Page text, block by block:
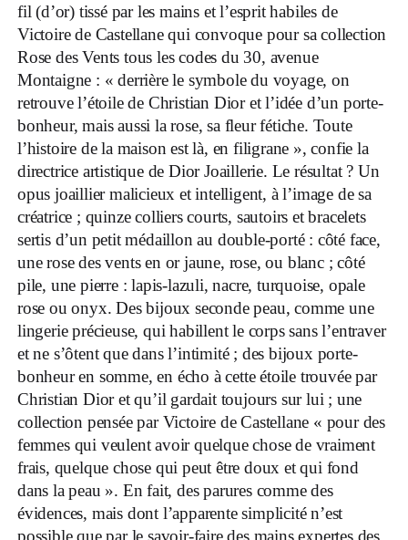
fil (d’or) tissé par les mains et l’esprit habiles de
Victoire de Castellane qui convoque pour sa collection
Rose des Vents tous les codes du 30, avenue
Montaigne : « derrière le symbole du voyage, on
retrouve l’étoile de Christian Dior et l’idée d’un porte-
bonheur, mais aussi la rose, sa fleur fétiche. Toute
l’histoire de la maison est là, en filigrane », confie la
directrice artistique de Dior Joaillerie. Le résultat ? Un
opus joaillier malicieux et intelligent, à l’image de sa
créatrice ; quinze colliers courts, sautoirs et bracelets
sertis d’un petit médaillon au double-porté : côté face,
une rose des vents en or jaune, rose, ou blanc ; côté
pile, une pierre : lapis-lazuli, nacre, turquoise, opale
rose ou onyx. Des bijoux seconde peau, comme une
lingerie précieuse, qui habillent le corps sans l’entraver
et ne s’ôtent que dans l’intimité ; des bijoux porte-
bonheur en somme, en écho à cette étoile trouvée par
Christian Dior et qu’il gardait toujours sur lui ; une
collection pensée par Victoire de Castellane « pour des
femmes qui veulent avoir quelque chose de vraiment
frais, quelque chose qui peut être doux et qui fond
dans la peau ». En fait, des parures comme des
évidences, mais dont l’apparente simplicité n’est
possible que par le savoir-faire des mains expertes des